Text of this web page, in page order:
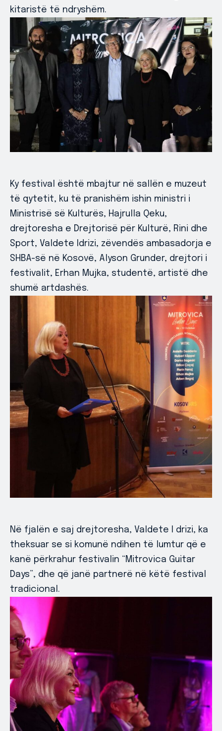
kitaristë të ndryshëm.
Ky festival është mbajtur në sallën e muzeut
të qytetit, ku të pranishëm ishin ministri i
Ministrisë së Kulturës, Hajrulla Qeku,
drejtoresha e Drejtorisë për Kulturë, Rini dhe
Sport, Valdete Idrizi, zëvendës ambasadorja e
SHBA-së në Kosovë, Alyson Grunder, drejtori i
festivalit, Erhan Mujka, studentë, artistë dhe
shumë artdashës.
Në fjalën e saj drejtoresha, Valdete I drizi, ka
theksuar se si komunë ndihen të lumtur që e
kanë përkrahur festivalin “Mitrovica Guitar
Days”, dhe që janë partnerë në këtë festival
tradicional.